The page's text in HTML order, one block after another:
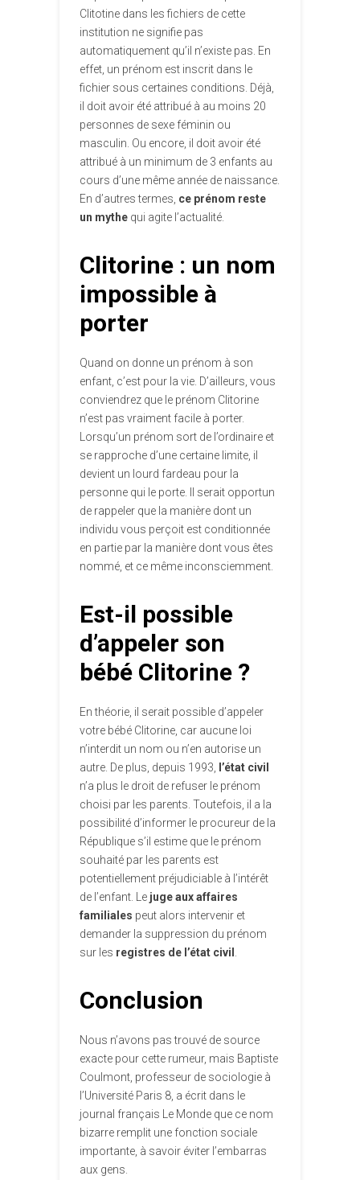
Clitotine dans les fichiers de cette
institution ne signifie pas
automatiquement qu’il n’existe pas. En
effet, un prénom est inscrit dans le
fichier sous certaines conditions. Déjà,
il doit avoir été attribué à au moins 20
personnes de sexe féminin ou
masculin. Ou encore, il doit avoir été
attribué à un minimum de 3 enfants au
cours d’une même année de naissance.
En d’autres termes, ce prénom reste
un mythe qui agite l’actualité.
Clitorine : un nom
impossible à
porter
Quand on donne un prénom à son
enfant, c’est pour la vie. D’ailleurs, vous
conviendrez que le prénom Clitorine
n’est pas vraiment facile à porter.
Lorsqu’un prénom sort de l’ordinaire et
se rapproche d’une certaine limite, il
devient un lourd fardeau pour la
personne qui le porte. Il serait opportun
de rappeler que la manière dont un
individu vous perçoit est conditionnée
en partie par la manière dont vous êtes
nommé, et ce même inconsciemment.
Est-il possible
d’appeler son
bébé Clitorine ?
En théorie, il serait possible d’appeler
votre bébé Clitorine, car aucune loi
n’interdit un nom ou n’en autorise un
autre. De plus, depuis 1993, l’état civil
n’a plus le droit de refuser le prénom
choisi par les parents. Toutefois, il a la
possibilité d’informer le procureur de la
République s’il estime que le prénom
souhaité par les parents est
potentiellement préjudiciable à l’intérêt
de l’enfant. Le juge aux affaires
familiales peut alors intervenir et
demander la suppression du prénom
sur les registres de l’état civil .
Conclusion
Nous n’avons pas trouvé de source
exacte pour cette rumeur, mais Baptiste
Coulmont, professeur de sociologie à
l’Université Paris 8, a écrit dans le
journal français Le Monde que ce nom
bizarre remplit une fonction sociale
importante, à savoir éviter l’embarras
aux gens.